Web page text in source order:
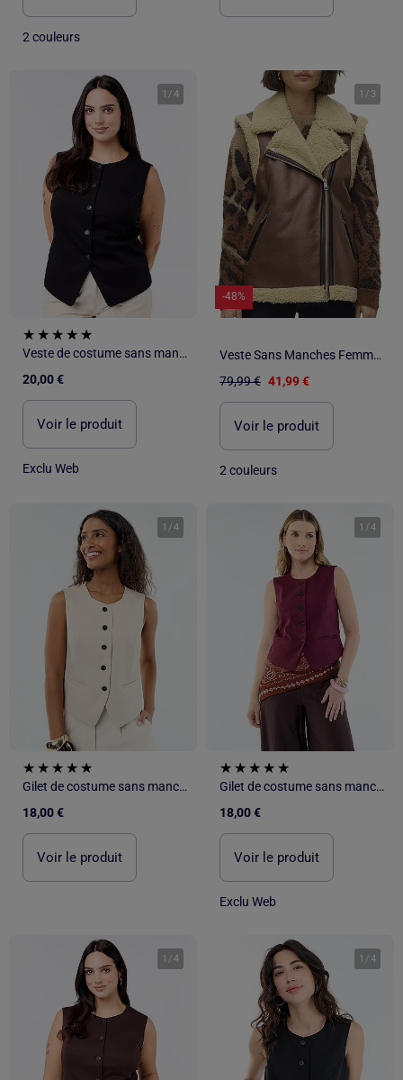
2 couleurs
1 /4
Veste de costume sans manches unie
20,00 €
Voir le produit
Exclu Web
1 / 3
-48%
Veste Sans Manches Femme Vero Moda
79,99 € 41,99 €
Voir le produit
2 couleurs
1 /4
Gilet de costume sans manches uni
18,00 €
Voir le produit
1 /4
Gilet de costume sans manches uni
18,00 €
Voir le produit
Exclu Web
1 /4 1 /4